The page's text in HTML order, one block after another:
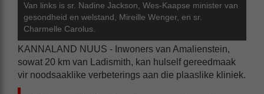
Van links is sr. Nadine Jackson, Wes-Kaapse minister van
gesondheid en welstand, Mireille Wenger, en sr.
Charmelle Carolus.
KANNALAND NUUS - Inwoners van Amalienstein,
sowat 20 km van Ladismith, kan hulself gereedmaak
vir noodsaaklike verbeterings aan die plaaslike kliniek.